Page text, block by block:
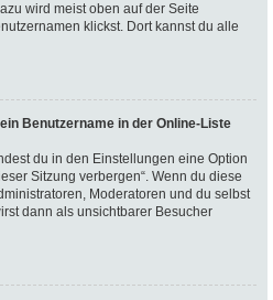
wird meist oben auf der Seite
klickst. Dort kannst du alle
Benutzername in der Online-Liste
du in den Einstellungen eine Option
Sitzung verbergen“. Wenn du diese
Moderatoren und du selbst
dann als unsichtbarer Besucher